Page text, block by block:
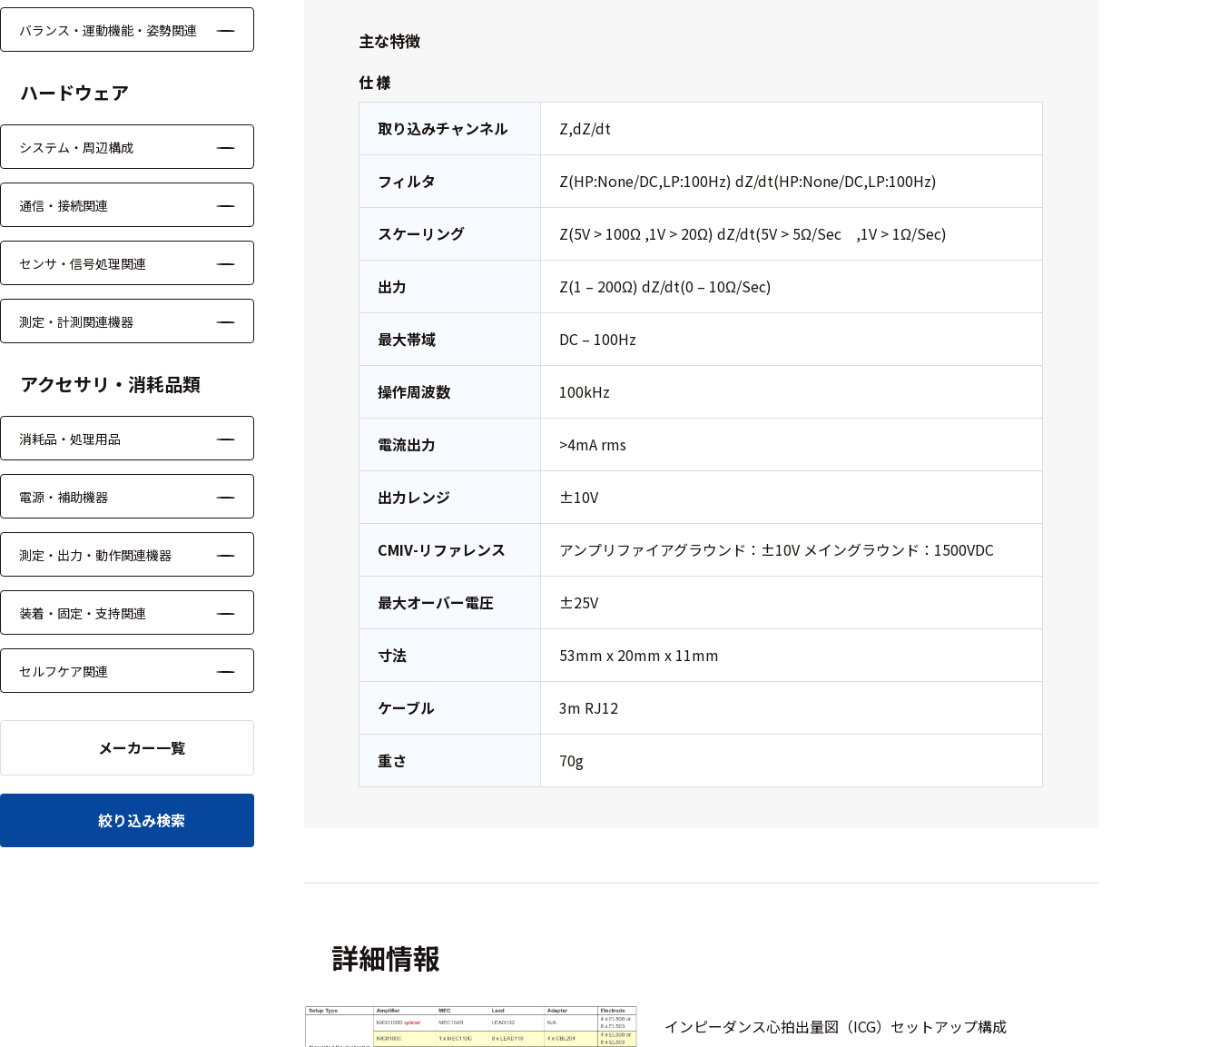
選
し
件
を
リ
ア
る
698
製
を
表
る
バランス・運動機能・姿勢関連
ハードウェア
システム・周辺構成
通信・接続関連
センサ・信号処理関連
測定・計測関連機器
アクセサリ・消耗品類
消耗品・処理用品
電源・補助機器
測定・出力・動作関連機器
装着・固定・支持関連
セルフケア関連
メーカー一覧
絞り込み検索
主な特徴
仕 様
取り込みチャンネル Z,dZ/dt
フィルタ Z(HP:None/DC,LP:100Hz) dZ/dt(HP:None/DC,LP:100Hz)
スケーリング Z(5V > 100Ω ,1V > 20Ω) dZ/dt(5V > 5Ω/Sec ,1V > 1Ω/Sec)
出力 Z(1 – 200Ω) dZ/dt(0 – 10Ω/Sec)
最大帯域 DC – 100Hz
操作周波数 100kHz
電流出力 >4mA rms
出力レンジ ±10V
CMIV-リファレンス アンプリファイアグラウンド：±10V メイングラウンド：1500VDC
最大オーバー電圧 ±25V
寸法 53mm x 20mm x 11mm
ケーブル 3m RJ12
重さ 70g
詳細情報
インピーダンス心拍出量図（ICG）セットアップ構成